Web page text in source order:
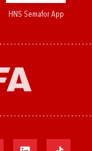
HNS Semafor App